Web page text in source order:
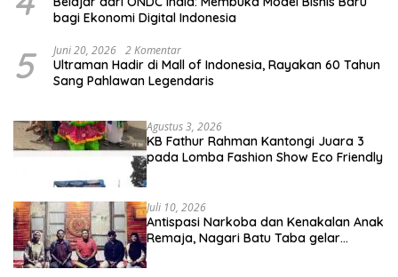
bagi Ekonomi Digital Indonesia
5 Juni 20, 2026 2 Komentar
Ultraman Hadir di Mall of Indonesia, Rayakan 60 Tahun
Sang Pahlawan Legendaris
Agustus 3, 2026
KB Fathur Rahman Kantongi Juara 3
pada Lomba Fashion Show Eco Friendly
Juli 10, 2026
Antispasi Narkoba dan Kenakalan Anak
Remaja, Nagari Batu Taba gelar